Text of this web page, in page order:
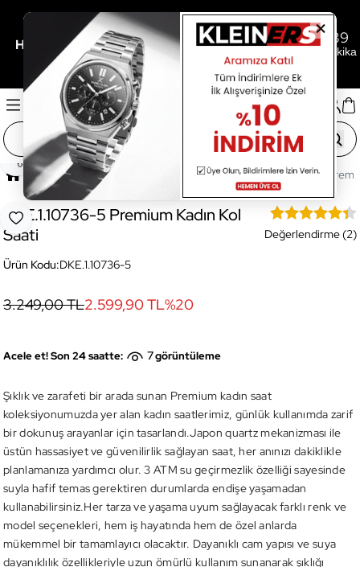
Her 3.000TL'ye 500TL Hediye İçin Son 0 / 14 / 39
Dakika
Ana Sayfa Saatler Kadın Saat DKE.1.10736-5
Favoriye Ekle
Paylaş
DKE.1.10736-5 Premium Kadın Kol
Saati
Ürün Kodu:DKE.1.10736-5
Değerlendirme (2)
3.249,00 TL2.599,90 TL%20
Acele et! Son 24 saatte: 7görüntüleme
Şıklık ve zarafeti bir arada sunan Premium kadın saat
koleksiyonumuzda yer alan kadın saatlerimiz, günlük kullanımda zarif
bir dokunuş arayanlar için tasarlandı.Japon quartz mekanizması ile
üstün hassasiyet ve güvenilirlik sağlayan saat, her anınızı dakiklikle
planlamanıza yardımcı olur. 3 ATM su geçirmezlik özelliği sayesinde
suyla hafif temas gerektiren durumlarda endişe yaşamadan
kullanabilirsiniz.Her tarza ve yaşama uyum sağlayacak farklı renk ve
model seçenekleri, hem iş hayatında hem de özel anlarda
mükemmel bir tamamlayıcı olacaktır. Dayanıklı cam yapısı ve suya
dayanıklılık özellikleriyle uzun ömürlü kullanım sunanarak şıklığı